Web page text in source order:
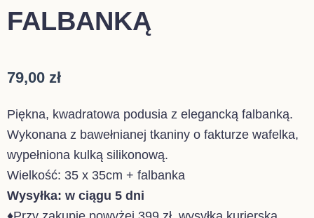
FALBANKĄ
79,00 zł
Piękna, kwadratowa podusia z elegancką falbanką.
Wykonana z bawełnianej tkaniny o fakturze wafelka,
wypełniona kulką silikonową.
Wielkość: 35 x 35cm + falbanka
Wysyłka: w ciągu 5 dni